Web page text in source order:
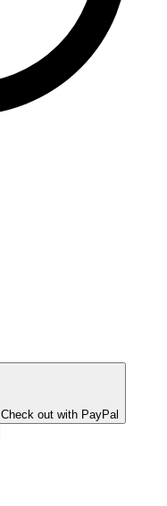
Check out with PayPal